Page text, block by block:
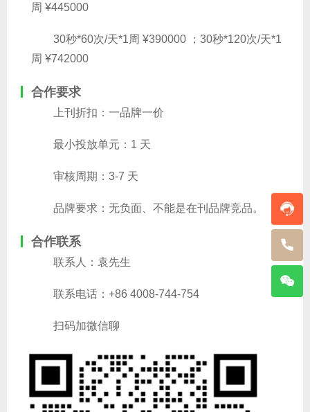
周 ¥445000
30秒*60次/天*1周 ¥390000 ；30秒*120次/天*1
周 ¥742000
合作要求
上刊折扣：一品牌一价
最小投放单元：1 天
审核周期：3-7 天
品牌要求：无负面、不能是在刊品牌竞品。
合作联系
联系人：袁先生
联系电话：+86 4008-744-754
扫码加微信聊